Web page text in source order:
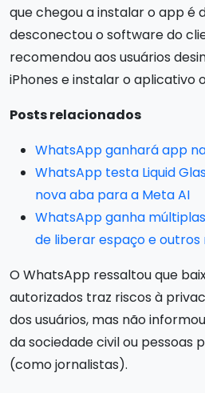
que chegou a instalar o app é
desconectou o software do
recomendou aos usuários
iPhones e instalar o aplicativo
Posts relacionados
WhatsApp ganhará app
WhatsApp testa Liquid
nova aba para a Meta AI
WhatsApp ganha
de liberar espaço e outros
O WhatsApp ressaltou que
autorizados traz riscos à
dos usuários, mas não
da sociedade civil ou pessoas
(como jornalistas).